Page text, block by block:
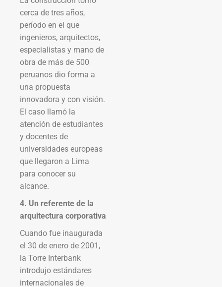
cerca de tres años,
período en el que
ingenieros, arquitectos,
especialistas y mano de
obra de más de 500
peruanos dio forma a
una propuesta
innovadora y con visión.
El caso llamó la
atención de estudiantes
y docentes de
universidades europeas
que llegaron a Lima
para conocer su
alcance.
4. Un referente de la
arquitectura corporativa
Cuando fue inaugurada
el 30 de enero de 2001,
la Torre Interbank
introdujo estándares
internacionales de